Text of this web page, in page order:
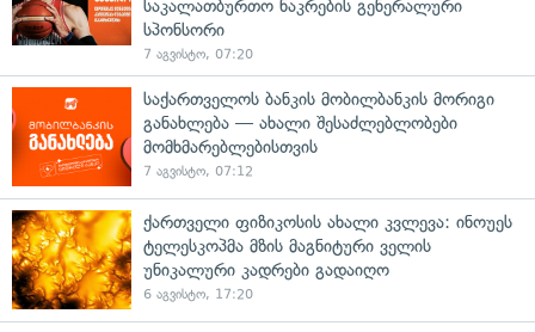
საკალათბურთო ნაკრების გენერალური
სპონსორი
7 აგვისტო, 07:20
საქართველოს ბანკის მობილბანკის მორიგი
განახლება — ახალი შესაძლებლობები
მომხმარებლებისთვის
7 აგვისტო, 07:12
ქართველი ფიზიკოსის ახალი კვლევა: ინოუეს
ტელესკოპმა მზის მაგნიტური ველის
უნიკალური კადრები გადაიღო
6 აგვისტო, 17:20